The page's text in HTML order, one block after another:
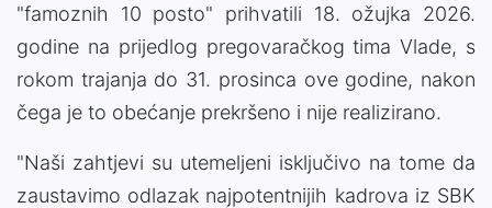
"famoznih 10 posto" prihvatili 18. ožujka 2026.
godine na prijedlog pregovaračkog tima Vlade, s
rokom trajanja do 31. prosinca ove godine, nakon
čega je to obećanje prekršeno i nije realizirano.
"Naši zahtjevi su utemeljeni isključivo na tome da
zaustavimo odlazak najpotentnijih kadrova iz SBK